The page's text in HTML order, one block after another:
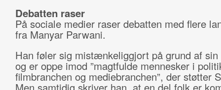
Debatten raser
På sociale medier raser debatten med flere
fra Manyar Parwani.
Han føler sig mistænkeliggjort på grund af sin
og er oppe imod ”magtfulde mennesker i
filmbranchen og mediebranchen”, der støtter